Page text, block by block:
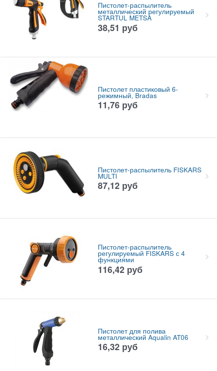
Пистолет-распылитель
металлический регулируемый
STARTUL METSA
38,51 руб
Пистолет пластиковый 6-
режимный, Bradas
11,76 руб
Пистолет-распылитель FISKARS
MULTI
87,12 руб
Пистолет-распылитель
регулируемый FISKARS с 4
функциями
116,42 руб
Пистолет для полива
металлический Aqualin AT06
16,32 руб